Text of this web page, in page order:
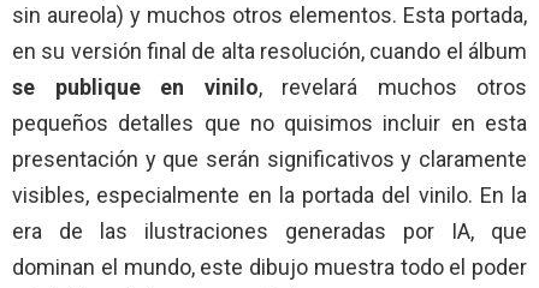
sin aureola) y muchos otros elementos. Esta portada,
en su versión final de alta resolución, cuando el álbum
se publique en vinilo, revelará muchos otros
pequeños detalles que no quisimos incluir en esta
presentación y que serán significativos y claramente
visibles, especialmente en la portada del vinilo. En la
era de las ilustraciones generadas por IA, que
dominan el mundo, este dibujo muestra todo el poder